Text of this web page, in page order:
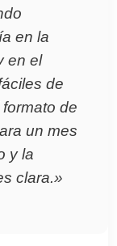
en la
en el
de
de
un mes
y la
clara.»